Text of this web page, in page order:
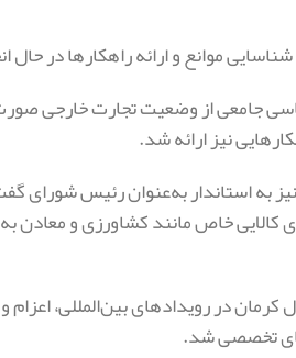
موانع و ارائه راهکارها در حال
جامعی از وضعیت تجارت خارجی
نیز ارائه شد.
به استاندار به‌عنوان رئیس شورای
کالایی خاص مانند کشاورزی و معادن
در رویدادهای بین‌المللی،
تخصصی شد.